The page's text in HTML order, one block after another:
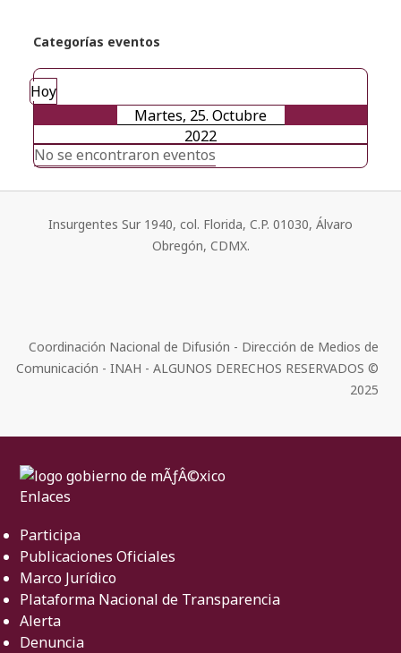
Categorías eventos
Hoy
Martes, 25. Octubre
2022
No se encontraron eventos
Insurgentes Sur 1940, col. Florida, C.P. 01030, Álvaro
Obregón, CDMX.
Coordinación Nacional de Difusión - Dirección de Medios de
Comunicación - INAH - ALGUNOS DERECHOS RESERVADOS ©
2025
Enlaces
Participa
Publicaciones Oficiales
Marco Jurídico
Plataforma Nacional de Transparencia
Alerta
Denuncia